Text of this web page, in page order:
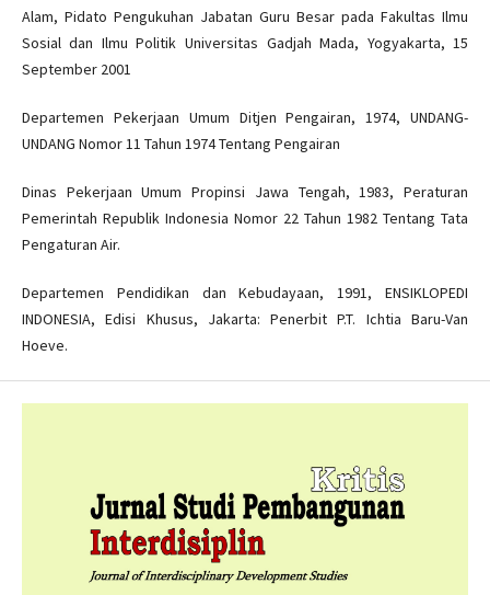
Alam, Pidato Pengukuhan Jabatan Guru Besar pada Fakultas Ilmu
Sosial dan Ilmu Politik Universitas Gadjah Mada, Yogyakarta, 15
September 2001
Departemen Pekerjaan Umum Ditjen Pengairan, 1974, UNDANG-
UNDANG Nomor 11 Tahun 1974 Tentang Pengairan
Dinas Pekerjaan Umum Propinsi Jawa Tengah, 1983, Peraturan
Pemerintah Republik Indonesia Nomor 22 Tahun 1982 Tentang Tata
Pengaturan Air.
Departemen Pendidikan dan Kebudayaan, 1991, ENSIKLOPEDI
INDONESIA, Edisi Khusus, Jakarta: Penerbit P.T. Ichtia Baru-Van
Hoeve.